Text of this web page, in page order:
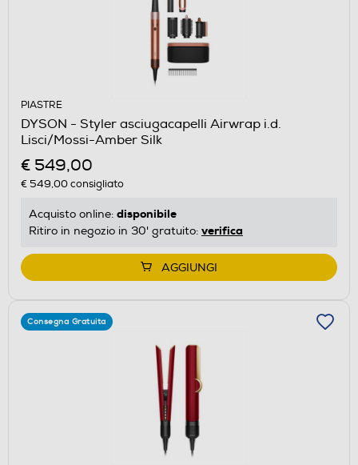
PIASTRE
DYSON - Styler asciugacapelli Airwrap i.d.
Lisci/Mossi-Amber Silk
€ 549,00
€ 549,00consigliato
Acquisto online: disponibile
Ritiro in negozio in 30' gratuito: verifica
AGGIUNGI
Consegna Gratuita